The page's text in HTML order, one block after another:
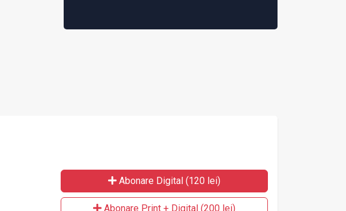
Abonare Digital (120 lei)
Abonare Print + Digital (200 lei)